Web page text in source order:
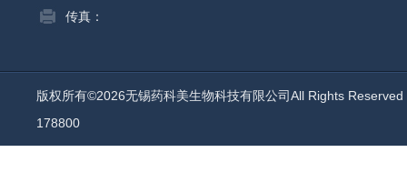
传真：
版权所有©2026无锡药科美生物科技有限公司All Rights
178800